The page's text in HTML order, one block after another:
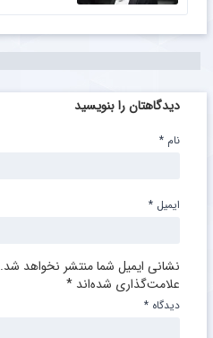
دیدگاهتان را بنویسید
نشانی ایمیل شما منتشر نخواهد شد.
علامت‌گذاری شده‌اند *
دیدگاه *
نام *
ایمیل *